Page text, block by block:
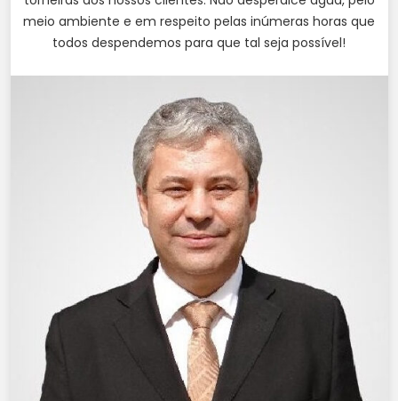
meio ambiente e em respeito pelas inúmeras horas que
todos despendemos para que tal seja possível!